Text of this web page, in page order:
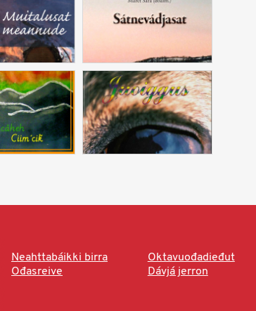
Neahttabáikki birra Oktavuođadieđut
Ođasreive
Dávjá jerron